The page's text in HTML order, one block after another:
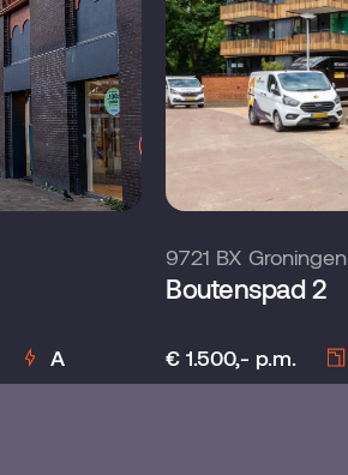
A
9721 BX Groningen
Boutenspad 2
€ 1.500,- p.m.